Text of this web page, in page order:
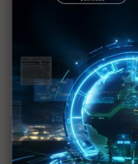
目標無人機非紅供應鏈領
鎖定無人機「非紅供應鏈
航太斷鏈衝擊2Q表現 漢
近７天熱門報導